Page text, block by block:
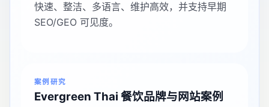
快速、整洁、多语言、维护高效，并支持早期
SEO/GEO 可见度。
案例研究
Evergreen Thai 餐饮品牌与网站案例